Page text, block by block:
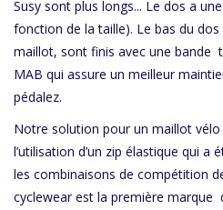
Susy sont plus longs... Le dos a
fonction de la taille). Le bas du
maillot, sont finis avec une bande
MAB qui assure un meilleur
pédalez.
Notre solution pour un maillot
l’utilisation d’un zip élastique qui a
les combinaisons de compétition
cyclewear est la première marque